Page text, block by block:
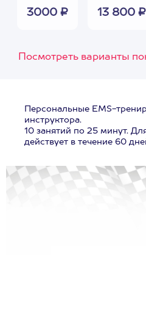
3000 ₽ 13 800 ₽
Посмотреть варианты
Персональные EMS-
инструктора.
10 занятий по 25 минут.
действует в течение 60